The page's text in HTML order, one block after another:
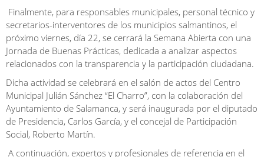
Finalmente, para responsables municipales, personal técnico y
secretarios-interventores de los municipios salmantinos, el
próximo viernes, día 22, se cerrará la Semana Abierta con una
Jornada de Buenas Prácticas, dedicada a analizar aspectos
relacionados con la transparencia y la participación ciudadana.
Dicha actividad se celebrará en el salón de actos del Centro
Municipal Julián Sánchez “El Charro”, con la colaboración del
Ayuntamiento de Salamanca, y será inaugurada por el diputado
de Presidencia, Carlos García, y el concejal de Participación
Social, Roberto Martín.
A continuación, expertos y profesionales de referencia en el